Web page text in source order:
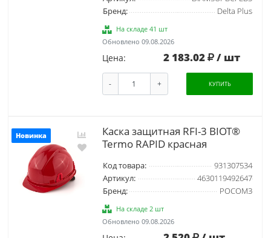
Бренд:
Delta Plus
На складе 41 шт
Обновлено 09.08.2026
Цена: 2 183.02 / шт
- + КУПИТЬ
Новинка
Каска защитная RFI-3 BIOT®
Termo RAPID красная
Код товара:
931307534
Артикул:
4630119492647
Бренд:
РОСОМЗ
На складе 2 шт
Обновлено 09.08.2026